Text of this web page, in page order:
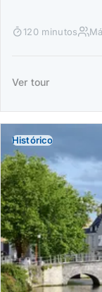
120 minutos
Ver tour
Histórico